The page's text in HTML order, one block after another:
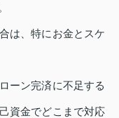
は、特にお金とスケ
ーン完済に不足する
資金でどこまで対応